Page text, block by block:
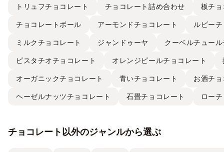
トリュフチョコレート チョコレート詰め合わせ 板チ
チョコレートボール アーモンドチョコレート ルビー
ミルクチョコレート ジャンドゥーヤ クーベルチュー
ピスタチオチョコレート オレンジピールチョコレート
オーガニックチョコレート 青いチョコレート お酒チ
ヘーゼルナッツチョコレート 石畳チョコレート ロー
チョコレート以外のジャンルから選ぶ